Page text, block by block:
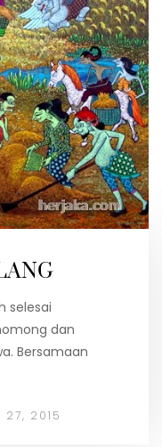
selesai
dan
Bersamaan
27, 2015